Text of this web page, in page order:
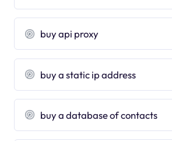
buy api proxy
buy a static ip address
buy a database of contacts